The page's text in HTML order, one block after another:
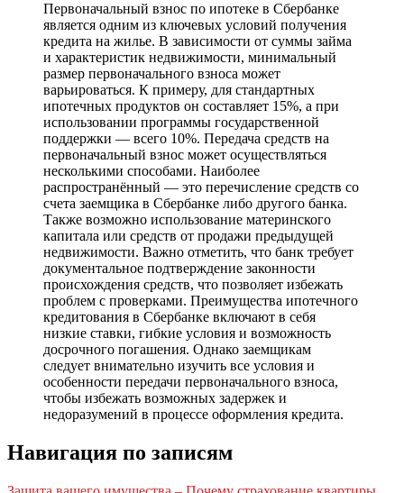
Первоначальный взнос по ипотеке в Сбербанке
является одним из ключевых условий получения
кредита на жилье. В зависимости от суммы займа
и характеристик недвижимости, минимальный
размер первоначального взноса может
варьироваться. К примеру, для стандартных
ипотечных продуктов он составляет 15%, а при
использовании программы государственной
поддержки — всего 10%. Передача средств на
первоначальный взнос может осуществляться
несколькими способами. Наиболее
распространённый — это перечисление средств со
счета заемщика в Сбербанке либо другого банка.
Также возможно использование материнского
капитала или средств от продажи предыдущей
недвижимости. Важно отметить, что банк требует
документальное подтверждение законности
происхождения средств, что позволяет избежать
проблем с проверками. Преимущества ипотечного
кредитования в Сбербанке включают в себя
низкие ставки, гибкие условия и возможность
досрочного погашения. Однако заемщикам
следует внимательно изучить все условия и
особенности передачи первоначального взноса,
чтобы избежать возможных задержек и
недоразумений в процессе оформления кредита.
Навигация по записям